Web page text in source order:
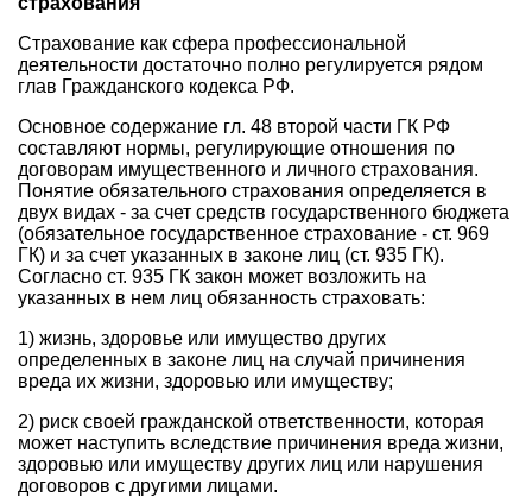
Страхование как сфера профессиональной
деятельности достаточно полно регулируется рядом
глав Гражданского кодекса РФ.
Основное содержание гл. 48 второй части ГК РФ
составляют нормы, регулирующие отношения по
договорам имущественного и личного страхования.
Понятие обязательного страхования определяется в
двух видах - за счет средств государственного бюджета
(обязательное государственное страхование - ст. 969
ГК) и за счет указанных в законе лиц (ст. 935 ГК).
Согласно ст. 935 ГК закон может возложить на
указанных в нем лиц обязанность страховать:
1) жизнь, здоровье или имущество других
определенных в законе лиц на случай причинения
вреда их жизни, здоровью или имуществу;
2) риск своей гражданской ответственности, которая
может наступить вследствие причинения вреда жизни,
здоровью или имуществу других лиц или нарушения
договоров с другими лицами.